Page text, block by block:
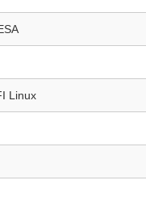
Linux